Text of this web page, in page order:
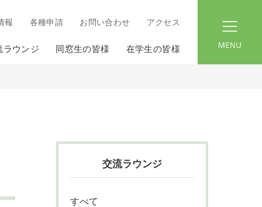
報 各種申請 お問い合わせ アクセス
ラウンジ 同窓生の皆様 在学生の皆様
交流ラウンジ
すべて
menu